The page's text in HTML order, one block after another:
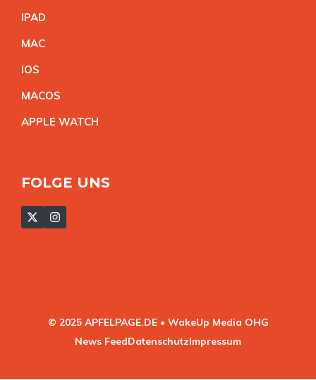
IPAD
MAC
IOS
MACOS
APPLE WATCH
FOLGE UNS
© 2025 APFELPAGE.DE • WakeUp Media OHG
News FeedDatenschutzImpressum